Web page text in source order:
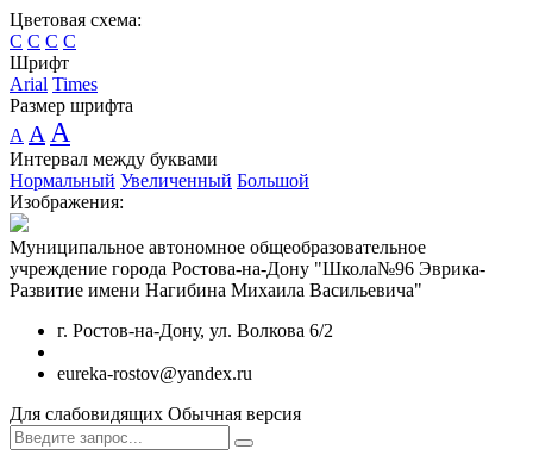
Цветовая схема:
C C C C
Шрифт
Arial Times
Размер шрифта
A A A
Интервал между буквами
Нормальный Увеличенный Большой
Изображения:
Муниципальное автономное общеобразовательное
учреждение города Ростова-на-Дону "Школа№96 Эврика-
Развитие имени Нагибина Михаила Васильевича"
г. Ростов-на-Дону, ул. Волкова 6/2
eureka-rostov@yandex.ru
Для слабовидящих Обычная версия